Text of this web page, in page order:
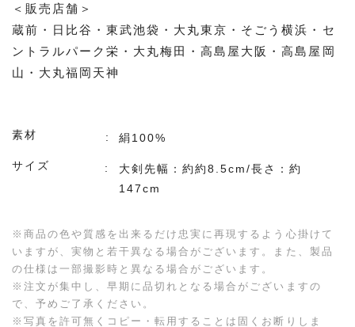
＜販売店舗＞
蔵前・日比谷・東武池袋・大丸東京・そごう横浜・セ
ントラルパーク栄・大丸梅田・高島屋大阪・高島屋岡
山・大丸福岡天神
素材 絹100%
サイズ
大剣先幅：約約8.5cm/長さ：約
147cm
※商品の色や質感を出来るだけ忠実に再現するよう心掛けて
いますが、実物と若干異なる場合がございます。また、製品
の仕様は一部撮影時と異なる場合がございます。
※注文が集中し、早期に品切れとなる場合がございますの
で、予めご了承ください。
※写真を許可無くコピー・転用することは固くお断りしま